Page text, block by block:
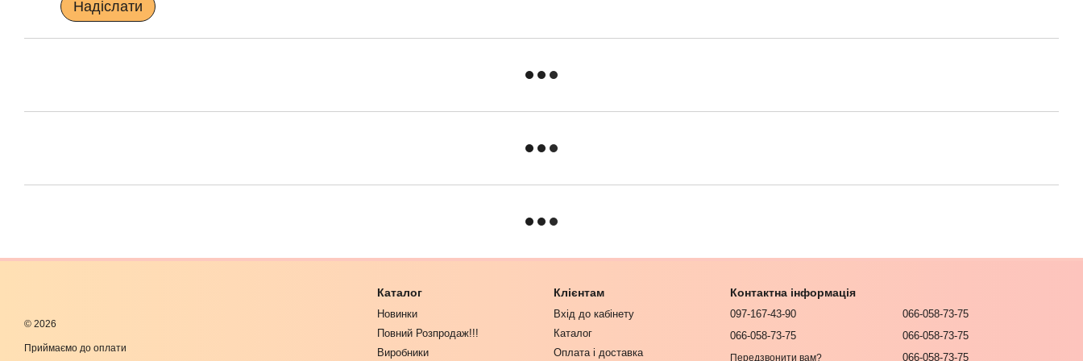
Надіслати
© 2026
Приймаємо до оплати
Каталог
Новинки
Повний Розпродаж!!!
Виробники
Клієнтам
Вхід до кабінету
Каталог
Оплата і доставка
Контактна інформація
097-167-43-90
066-058-73-75
Передзвонити вам?
066-058-73-75
066-058-73-75
066-058-73-75